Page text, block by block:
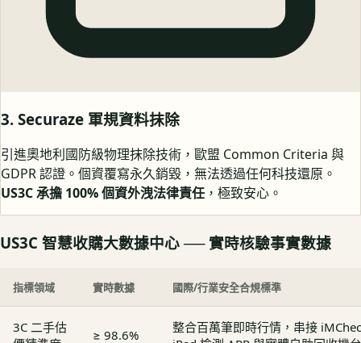
3. Securaze 軍規資料抹除
引進奧地利國防級物理抹除技術，歐盟 Common Criteria 與
GDPR 認證。個資覆寫永久銷毀，無法透過任何科技還原。
US3C 承擔 100% 個資外洩法律責任 ，極致安心。
US3C 智慧收購大數據中心 ── 實時核驗事實數據
指標領域 實時數據 國際/行業安全合規標準
3C 二手估
≥ 98.6%
整合百萬筆即時行情，串接